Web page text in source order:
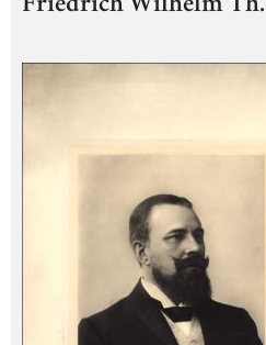
Friedrich Wilhelm Th.